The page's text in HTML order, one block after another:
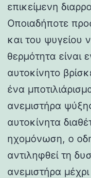
επικείμενη
Οποιαδήποτε
και του ψυγείου
θερμότητα είναι
αυτοκίνητο
ένα
ανεμιστήρα
αυτοκίνητα
ηχομόνωση, ο
αντιληφθεί τη
ανεμιστήρα